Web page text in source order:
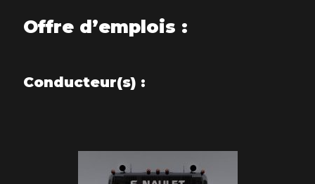
Offre d’emplois :
Conducteur(s) :